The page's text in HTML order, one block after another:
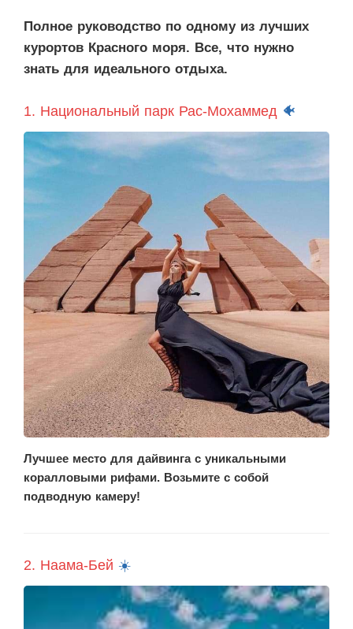
Полное руководство по одному из лучших
курортов Красного моря. Все, что нужно
знать для идеального отдыха.
1. Национальный парк Рас-Мохаммед 🐠
Лучшее место для дайвинга с уникальными
коралловыми рифами. Возьмите с собой
подводную камеру!
2. Наама-Бей ☀️